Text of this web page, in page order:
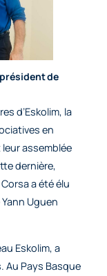
de
d’Eskolim, la
en
assemblée
dernière,
a été élu
Uguen
Eskolim, a
Pays Basque